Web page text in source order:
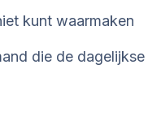
kunt waarmaken
die de dagelijkse